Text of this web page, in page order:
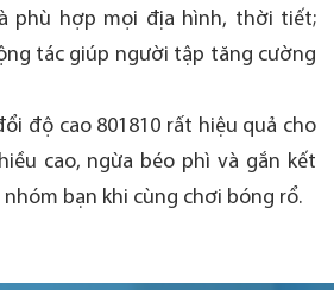
phù hợp mọi địa hình, thời tiết;
tác giúp người tập tăng cường
độ cao 801810 rất hiệu quả cho
cao, ngừa béo phì và gắn kết
bạn khi cùng chơi bóng rổ.